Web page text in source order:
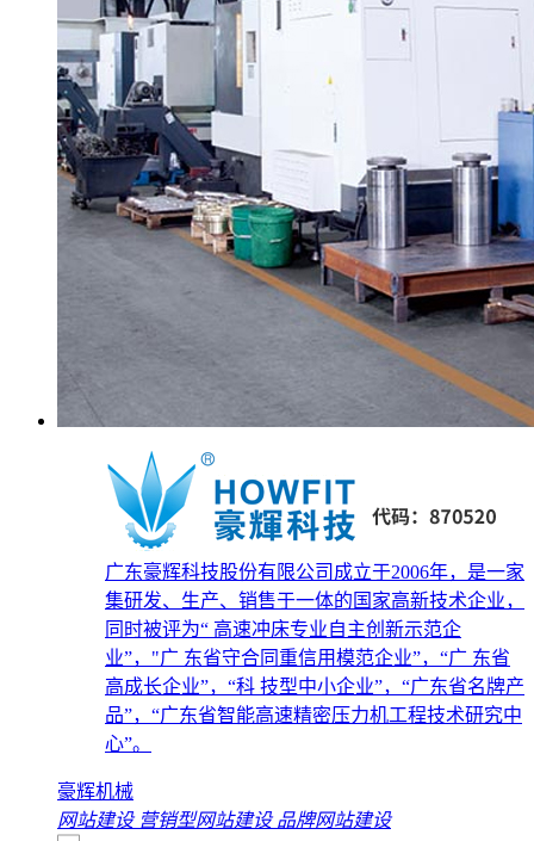
广东豪辉科技股份有限公司成立于2006年，是一家
集研发、生产、销售于一体的国家高新技术企业，
同时被评为“ 高速冲床专业自主创新示范企
业”，"广 东省守合同重信用模范企业”，“广 东省
高成长企业”，“科 技型中小企业”，“广东省名牌产
品”，“广东省智能高速精密压力机工程技术研究中
心”。
豪辉机械
网站建设 营销型网站建设 品牌网站建设